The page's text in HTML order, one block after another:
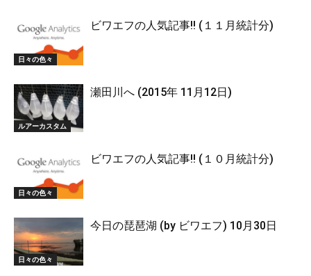
日々の色々
ビワエフの人気記事!! (１１月統計分)
ルアーカスタム
瀬田川へ (2015年 11月12日)
日々の色々
ビワエフの人気記事!! (１０月統計分)
日々の色々
今日の琵琶湖 (by ビワエフ) 10月30日